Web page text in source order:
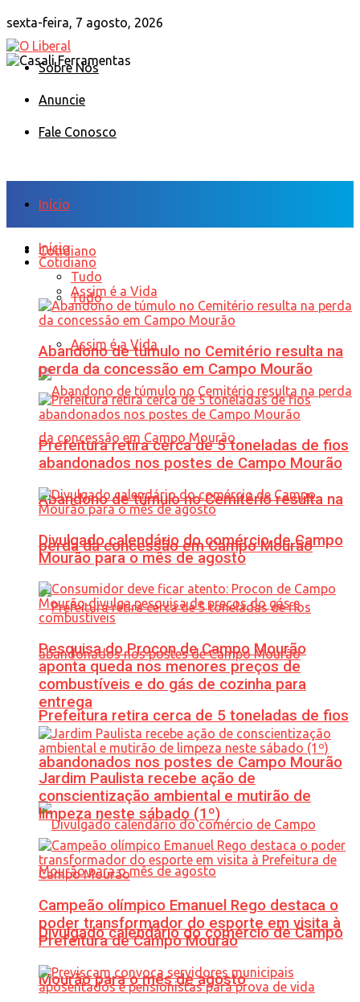
sexta-feira, 7 agosto, 2026
Sobre Nós
Anuncie
Fale Conosco
Início
Cotidiano
Tudo
Assim é a Vida
Abandono de túmulo no Cemitério resulta na
perda da concessão em Campo Mourão
Prefeitura retira cerca de 5 toneladas de fios
abandonados nos postes de Campo Mourão
Divulgado calendário do comércio de Campo
Mourão para o mês de agosto
Início
Cotidiano
Tudo
Assim é a Vida
Abandono de túmulo no Cemitério resulta na
perda da concessão em Campo Mourão
Prefeitura retira cerca de 5 toneladas de fios
abandonados nos postes de Campo Mourão
Divulgado calendário do comércio de Campo
Mourão para o mês de agosto
Pesquisa do Procon de Campo Mourão
aponta queda nos menores preços de
combustíveis e do gás de cozinha para
entrega
Jardim Paulista recebe ação de
conscientização ambiental e mutirão de
limpeza neste sábado (1º)
Campeão olímpico Emanuel Rego destaca o
poder transformador do esporte em visita à
Prefeitura de Campo Mourão